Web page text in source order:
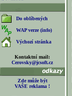
Do oblíbených
WAP verze (info)
Výchozí stránka
Kontaktní mail:
Cerovsky@jcsoft.cz
Zde může být
VAŠE reklama !